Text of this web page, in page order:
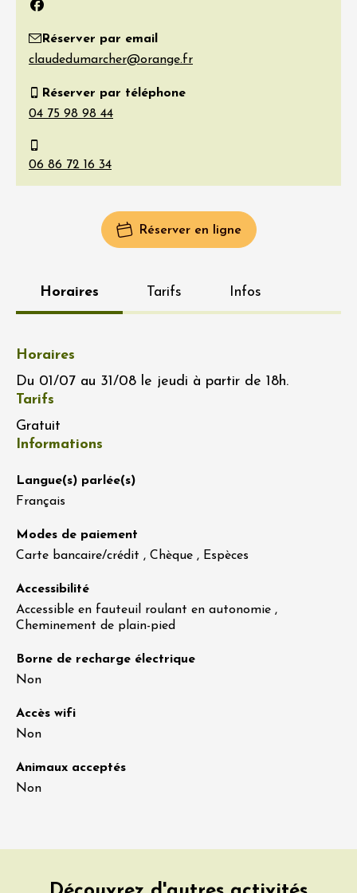
Facebook
Réserver par email
Réserver par téléphone
Réserver en ligne
Horaires Tarifs Infos
Horaires
Du 01/07 au 31/08 le jeudi à partir de 18h.
Tarifs
Gratuit
Informations
Langue(s) parlée(s)
Français
Modes de paiement
Carte bancaire/crédit , Chèque , Espèces
Accessibilité
Accessible en fauteuil roulant en autonomie ,
Cheminement de plain-pied
Borne de recharge électrique
Non
Accès wifi
Non
Animaux acceptés
Non